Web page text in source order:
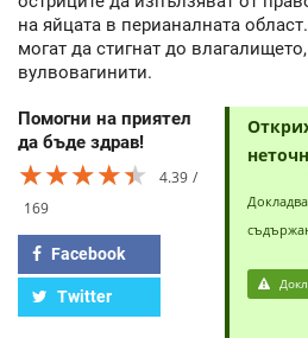
на яйцата в перианалната
могат да стигнат до
вулвовагинити.
Помогни на приятел
да бъде здрав!
★★★★★
★★★★★
★★★★★
4.39
169
Facebook
Twitter